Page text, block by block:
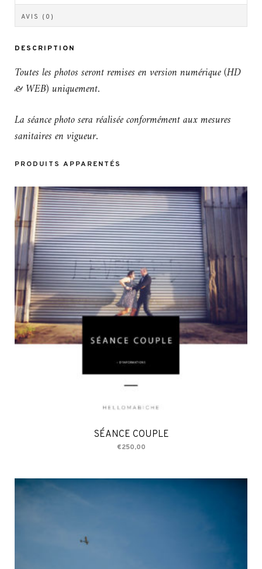
AVIS (0)
DESCRIPTION
Toutes les photos seront remises en version numérique (HD
& WEB) uniquement.
La séance photo sera réalisée conformément aux mesures
sanitaires en vigueur.
PRODUITS APPARENTÉS
SÉANCE COUPLE
€250,00